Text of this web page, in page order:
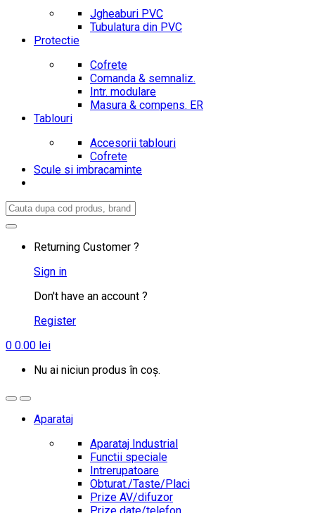
Jgheaburi PVC
Tubulatura din PVC
Protectie
Cofrete
Comanda & semnaliz.
Intr. modulare
Masura & compens. ER
Tablouri
Accesorii tablouri
Cofrete
Scule si imbracaminte
Search
Returning Customer ?
Sign in
Don't have an account ?
Register
0 0.00 lei
Nu ai niciun produs în coș.
Aparataj
Aparataj Industrial
Functii speciale
Intrerupatoare
Obturat./Taste/Placi
Prize AV/difuzor